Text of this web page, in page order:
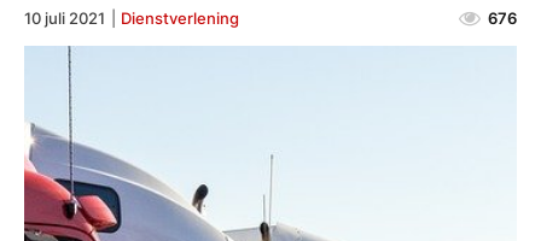
10 juli 2021 Dienstverlening 676